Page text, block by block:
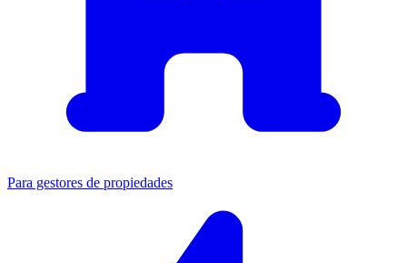
Para gestores de propiedades